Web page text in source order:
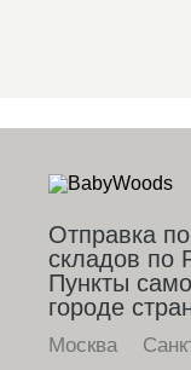
Отправка
складов по
Пункты
городе
Москва